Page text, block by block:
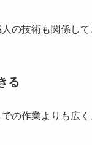
の技術も関係して
る
の作業よりも広く